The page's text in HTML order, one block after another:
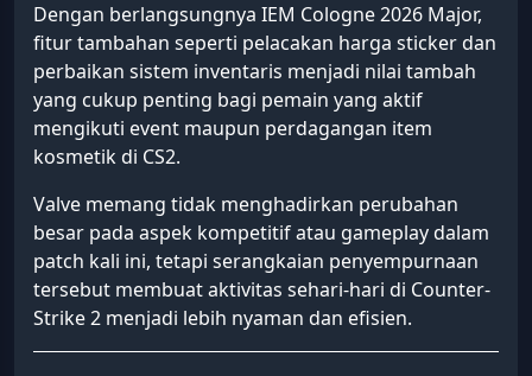
Dengan berlangsungnya IEM Cologne 2026 Major,
fitur tambahan seperti pelacakan harga sticker dan
perbaikan sistem inventaris menjadi nilai tambah
yang cukup penting bagi pemain yang aktif
mengikuti event maupun perdagangan item
kosmetik di CS2.
Valve memang tidak menghadirkan perubahan
besar pada aspek kompetitif atau gameplay dalam
patch kali ini, tetapi serangkaian penyempurnaan
tersebut membuat aktivitas sehari-hari di Counter-
Strike 2 menjadi lebih nyaman dan efisien.